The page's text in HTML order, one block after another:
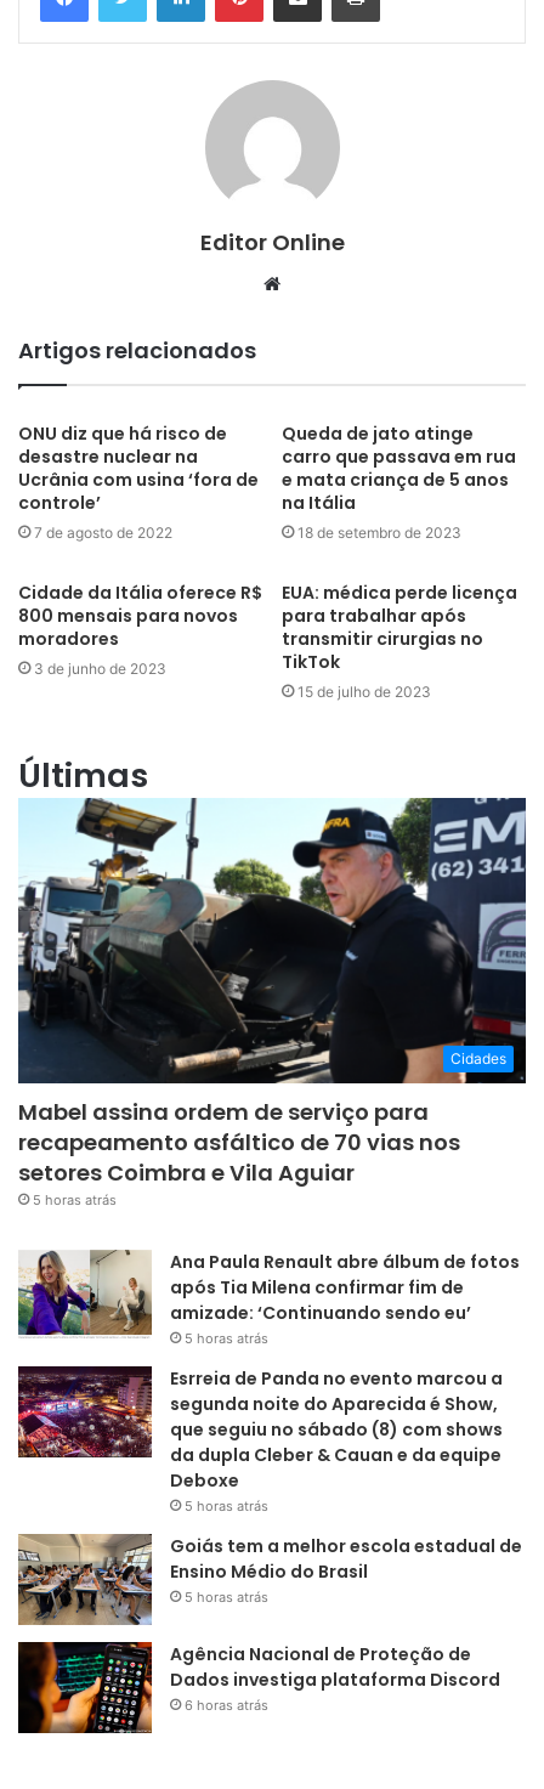
Editor Online
Website
Artigos relacionados
ONU diz que há risco de
desastre nuclear na
Ucrânia com usina ‘fora de
controle’
7 de agosto de 2022
Queda de jato atinge
carro que passava em rua
e mata criança de 5 anos
na Itália
18 de setembro de 2023
Cidade da Itália oferece R$
800 mensais para novos
moradores
3 de junho de 2023
EUA: médica perde licença
para trabalhar após
transmitir cirurgias no
TikTok
15 de julho de 2023
Últimas
Cidades
Mabel assina ordem de serviço para
recapeamento asfáltico de 70 vias nos
setores Coimbra e Vila Aguiar
5 horas atrás
Ana Paula Renault abre álbum de fotos
após Tia Milena confirmar fim de
amizade: ‘Continuando sendo eu’
5 horas atrás
Esrreia de Panda no evento marcou a
segunda noite do Aparecida é Show,
que seguiu no sábado (8) com shows
da dupla Cleber & Cauan e da equipe
Deboxe
5 horas atrás
Goiás tem a melhor escola estadual de
Ensino Médio do Brasil
5 horas atrás
Agência Nacional de Proteção de
Dados investiga plataforma Discord
6 horas atrás